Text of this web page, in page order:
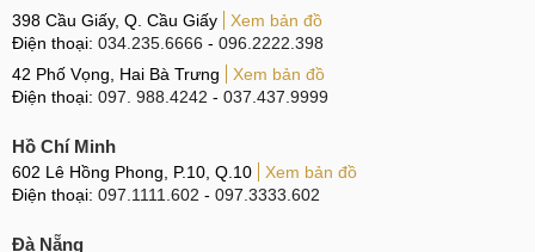
Tại Đà Nẵng
CN 6:97 Hàm Nghi, Q.Thanh Khê
Tìm kiếm liên quan trên GG:
sửa, thay Main Realme GT lấy ngay
398 Cầu Giấy, Q. Cầu Giấy
Xem bản đồ
Điện thoại: 034.235.6666 - 096.2222.398
42 Phố Vọng, Hai Bà Trưng
Xem bản đồ
Điện thoại: 097. 988.4242 - 037.437.9999
Hồ Chí Minh
602 Lê Hồng Phong, P.10, Q.10
Xem bản đồ
Điện thoại: 097.1111.602 - 097.3333.602
Đà Nẵng